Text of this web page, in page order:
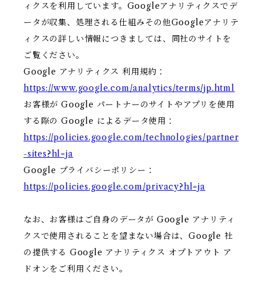
ィクスを利用しています。Googleアナリティクスでデ
ータが収集、処理される仕組みその他Googleアナリテ
ィクスの詳しい情報につきましては、同社のサイトを
ご覧ください。
Google アナリティクス 利用規約：
https://www.google.com/analytics/terms/jp.html
お客様が Google パートナーのサイトやアプリを使用
する際の Google によるデータ使用：
https://policies.google.com/technologies/partner
-sites?hl=ja
Google プライバシーポリシー：
https://policies.google.com/privacy?hl=ja
なお、お客様はご自身のデータが Google アナリティ
クスで使用されることを望まない場合は、Google 社
の提供する Google アナリティクス オプトアウト ア
ドオンをご利用ください。